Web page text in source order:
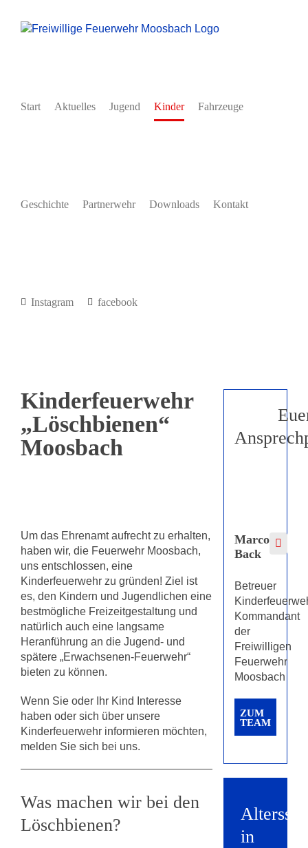
Inhalt
Start Aktuelles Jugend Kinder Fahrzeuge
Geschichte Partnerwehr Downloads Kontakt
Instagram facebook
Kinderfeuerwehr
„Löschbienen“
Moosbach
Um das Ehrenamt aufrecht zu erhalten,
haben wir, die Feuerwehr Moosbach,
uns entschlossen, eine
Kinderfeuerwehr zu gründen! Ziel ist
es, den Kindern und Jugendlichen eine
bestmögliche Freizeitgestaltung und
natürlich auch eine langsame
Heranführung an die Jugend- und
spätere „Erwachsenen-Feuerwehr“
bieten zu können.
Wenn Sie oder Ihr Kind Interesse
haben oder sich über unsere
Kinderfeuerwehr informieren möchten,
melden Sie sich bei uns.
Was machen wir bei den
Löschbienen?
Marco
Back
Betreuer
Kommandant
der
Freiwilligen
Feuerwehr
Moosbach
ZUM
TEAM
in